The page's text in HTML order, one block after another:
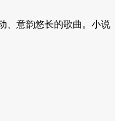
、意韵悠长的歌曲。小说